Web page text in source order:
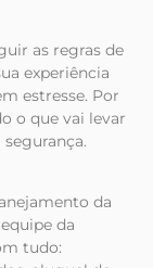
as regras de
experiência
estresse. Por
o que vai levar
da
da
tudo: